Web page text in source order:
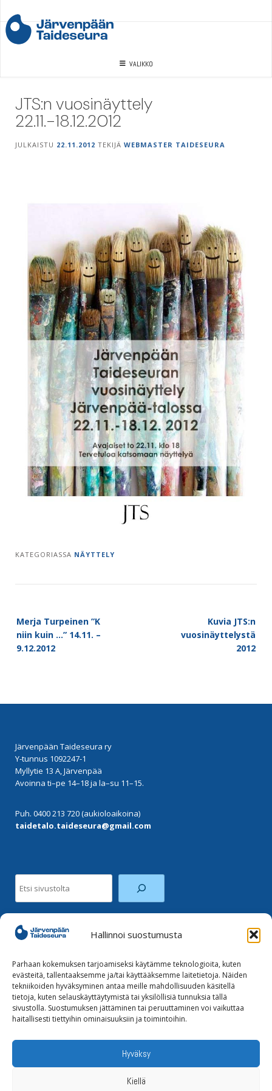
Hallinnoi suostumusta
Parhaan kokemuksen tarjoamiseksi käytämme teknologioita, kuten
evästeitä, tallentaaksemme ja/tai käyttääksemme laitetietoja. Näiden
tekniikoiden hyväksyminen antaa meille mahdollisuuden käsitellä
tietoja, kuten selauskäyttäytymistä tai yksilöllisiä tunnuksia tällä
sivustolla. Suostumuksen jättäminen tai peruuttaminen voi vaikuttaa
haitallisesti tiettyihin ominaisuuksiin ja toimintoihin.
Hyväksy
Kiellä
to
content
VALIKKO
JTS:n vuosinäyttely
22.11.-18.12.2012
JULKAISTU 22.11.2012 TEKIJÄ WEBMASTER TAIDESEURA
KATEGORIASSA NÄYTTELY
navigation
Merja Turpeinen ”K
niin kuin …” 14.11. –
9.12.2012
Kuvia JTS:n
vuosinäyttelystä
2012
Järvenpään Taideseura ry
Y-tunnus 1092247-1
Myllytie 13 A, Järvenpää
Avoinna ti–pe 14–18 ja la–su 11–15.
Puh. 0400 213 720 (aukioloaikoina)
taidetalo.taideseura@gmail.com
Instagram
Tilaa uutiskirje
Tietoja evästeistä